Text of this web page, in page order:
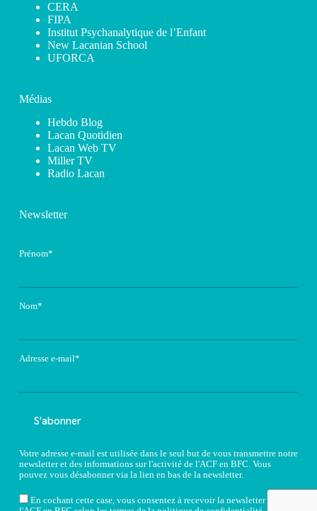
CERA
FIPA
Institut Psychanalytique de l’Enfant
New Lacanian School
UFORCA
Médias
Hebdo Blog
Lacan Quotidien
Lacan Web TV
Miller TV
Radio Lacan
Newsletter
Prénom*
Nom*
Adresse e-mail*
Votre adresse e-mail est utilisée dans le seul but de vous transmettre notre
newsletter et des informations sur l'activité de l'ACF en BFC. Vous
pouvez vous désabonner via la lien en bas de la newsletter.
En cochant cette case, vous consentez à recevoir la newsletter de